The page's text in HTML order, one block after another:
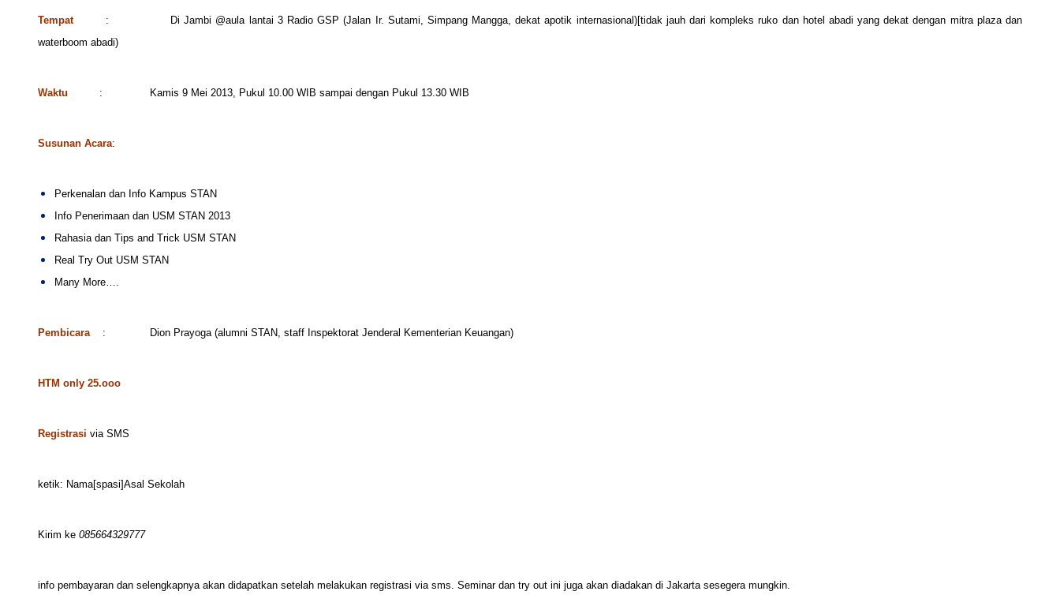
Tempat: Di Jambi @aula lantai 3 Radio GSP (Jalan Ir. Sutami, Simpang Mangga, dekat apotik internasional)[tidak jauh dari kompleks ruko dan hotel abadi yang dekat dengan mitra plaza dan
waterboom abadi)
Waktu : Kamis 9 Mei 2013, Pukul 10.00 WIB sampai dengan Pukul 13.30 WIB
Susunan Acara:
Perkenalan dan Info Kampus STAN
Info Penerimaan dan USM STAN 2013
Rahasia dan Tips and Trick USM STAN
Real Try Out USM STAN
Many More….
Pembicara : Dion Prayoga (alumni STAN, staff Inspektorat Jenderal Kementerian Keuangan)
HTM only 25.ooo
Registrasi via SMS
ketik: Nama[spasi]Asal Sekolah
Kirim ke 085664329777
info pembayaran dan selengkapnya akan didapatkan setelah melakukan registrasi via sms. Seminar dan try out ini juga akan diadakan di Jakarta sesegera mungkin.